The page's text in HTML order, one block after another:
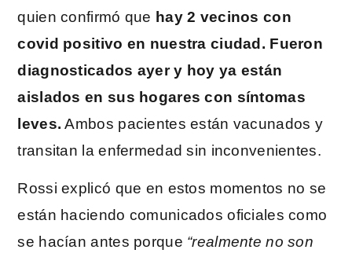
quien confirmó que hay 2 vecinos con
covid positivo en nuestra ciudad. Fueron
diagnosticados ayer y hoy ya están
aislados en sus hogares con síntomas
leves. Ambos pacientes están vacunados y
transitan la enfermedad sin inconvenientes.
Rossi explicó que en estos momentos no se
están haciendo comunicados oficiales como
se hacían antes porque “realmente no son